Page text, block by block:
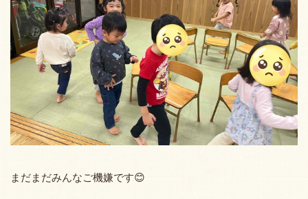
まだまだみんなご機嫌です😊